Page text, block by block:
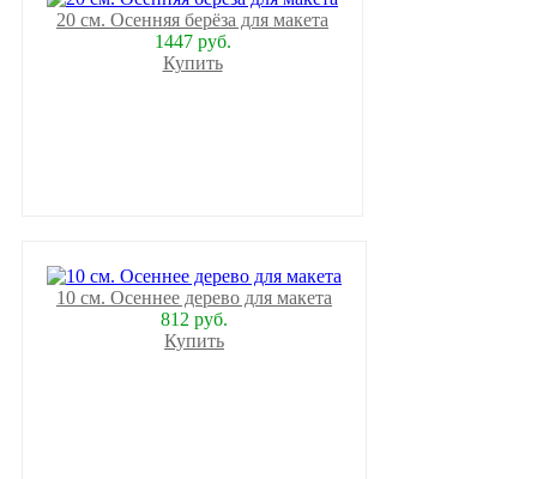
20 см. Осенняя берёза для макета
1447 руб.
Купить
10 см. Осеннее дерево для макета
812 руб.
Купить